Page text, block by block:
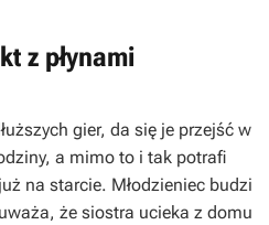
z płynami
gier, da się je przejść w
a mimo to i tak potrafi
na starcie. Młodzieniec budzi
że siostra ucieka z domu